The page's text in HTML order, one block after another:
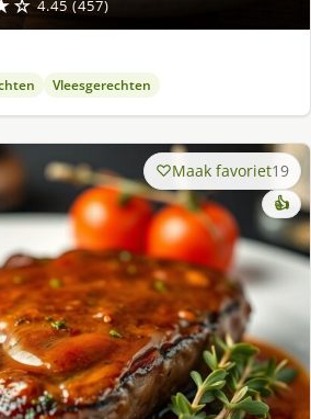
4.45 (457)
Vleesgerechten
Maak favoriet19
👍